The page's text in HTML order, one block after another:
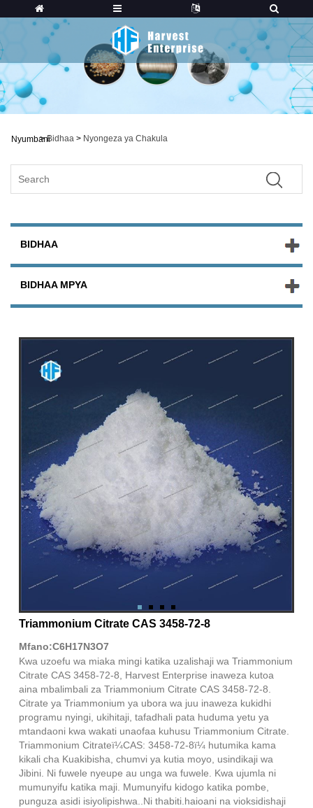
Nyumbani
> Bidhaa > Nyongeza ya Chakula
BIDHAA
BIDHAA MPYA
Triammonium Citrate CAS 3458-72-8
Mfano:C6H17N3O7
Kwa uzoefu wa miaka mingi katika uzalishaji wa Triammonium
Citrate CAS 3458-72-8, Harvest Enterprise inaweza kutoa
aina mbalimbali za Triammonium Citrate CAS 3458-72-8.
Citrate ya Triammonium ya ubora wa juu inaweza kukidhi
programu nyingi, ukihitaji, tafadhali pata huduma yetu ya
mtandaoni kwa wakati unaofaa kuhusu Triammonium Citrate.
Triammonium Citrateï¼CAS: 3458-72-8ï¼ hutumika kama
kikali cha Kuakibisha, chumvi ya kutia moyo, usindikaji wa
Jibini. Ni fuwele nyeupe au unga wa fuwele. Kwa ujumla ni
mumunyifu katika maji. Mumunyifu kidogo katika pombe,
punguza asidi isiyolipishwa..Ni thabiti.haioani na vioksidishaji